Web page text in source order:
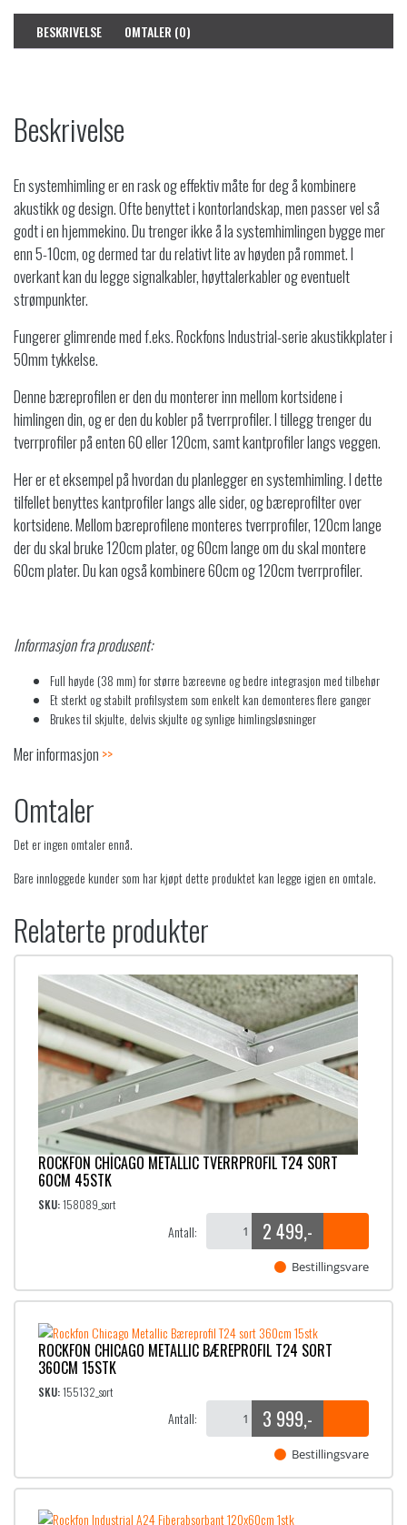
BESKRIVELSE OMTALER (0)
Beskrivelse
En systemhimling er en rask og effektiv måte for deg å kombinere
akustikk og design. Ofte benyttet i kontorlandskap, men passer vel så
godt i en hjemmekino. Du trenger ikke å la systemhimlingen bygge mer
enn 5-10cm, og dermed tar du relativt lite av høyden på rommet. I
overkant kan du legge signalkabler, høyttalerkabler og eventuelt
strømpunkter.
Fungerer glimrende med f.eks. Rockfons Industrial-serie akustikkplater i
50mm tykkelse.
Denne bæreprofilen er den du monterer inn mellom kortsidene i
himlingen din, og er den du kobler på tverrprofiler. I tillegg trenger du
tverrprofiler på enten 60 eller 120cm, samt kantprofiler langs veggen.
Her er et eksempel på hvordan du planlegger en systemhimling. I dette
tilfellet benyttes kantprofiler langs alle sider, og bæreprofilter over
kortsidene. Mellom bæreprofilene monteres tverrprofiler, 120cm lange
der du skal bruke 120cm plater, og 60cm lange om du skal montere
60cm plater. Du kan også kombinere 60cm og 120cm tverrprofiler.
Informasjon fra produsent:
Full høyde (38 mm) for større bæreevne og bedre integrasjon med tilbehør
Et sterkt og stabilt profilsystem som enkelt kan demonteres flere ganger
Brukes til skjulte, delvis skjulte og synlige himlingsløsninger
Mer informasjon >>
Omtaler
Det er ingen omtaler ennå.
Bare innloggede kunder som har kjøpt dette produktet kan legge igjen en omtale.
Relaterte produkter
ROCKFON CHICAGO METALLIC TVERRPROFIL T24 SORT
60CM 45STK
SKU:158089_sort
Antall: 2 499,-
Bestillingsvare
ROCKFON CHICAGO METALLIC BÆREPROFIL T24 SORT
360CM 15STK
SKU:155132_sort
Antall: 3 999,-
Bestillingsvare